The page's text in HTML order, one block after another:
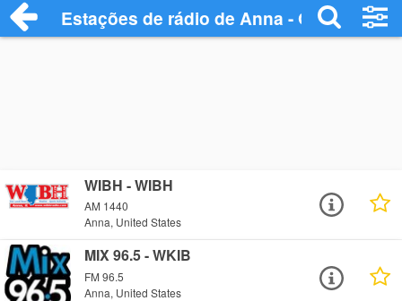
Estações de rádio de Anna - Ouça Online
WIBH - WIBH
AM 1440
Anna, United States
MIX 96.5 - WKIB
FM 96.5
Anna, United States